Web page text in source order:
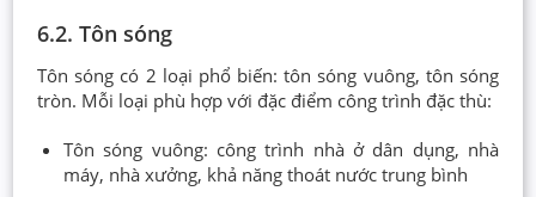
6.2. Tôn sóng
Tôn sóng có 2 loại phổ biến: tôn sóng vuông, tôn sóng
tròn. Mỗi loại phù hợp với đặc điểm công trình đặc thù:
Tôn sóng vuông: công trình nhà ở dân dụng, nhà
máy, nhà xưởng, khả năng thoát nước trung bình